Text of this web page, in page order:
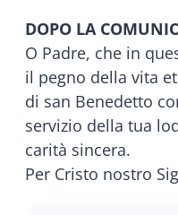
DOPO LA
O Padre, che in
il pegno della vita
di san Benedetto
servizio della tua
carità sincera.
Per Cristo nostro